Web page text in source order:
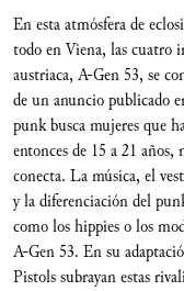
En esta atmósfera de
todo en Viena, las cuatro
austriaca, A-Gen 53, se
de un anuncio publicado
punk busca mujeres que
entonces de 15 a 21
conecta. La música, el
y la diferenciación del
como los hippies o los
A-Gen 53. En su
Pistols subrayan estas